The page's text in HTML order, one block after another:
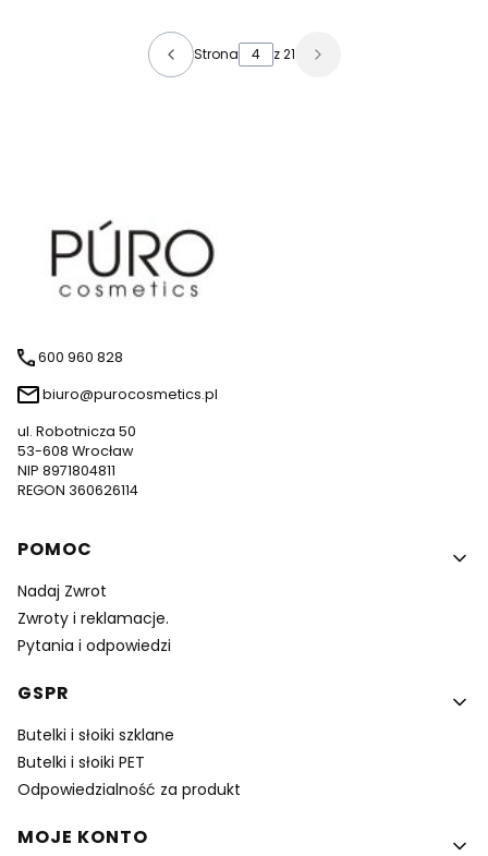
Strona z 21
600 960 828
biuro@purocosmetics.pl
ul. Robotnicza 50
53-608 Wrocław
NIP 8971804811
REGON 360626114
Linki w stopce
POMOC
Nadaj Zwrot
Zwroty i reklamacje.
Pytania i odpowiedzi
GSPR
Butelki i słoiki szklane
Butelki i słoiki PET
Odpowiedzialność za produkt
MOJE KONTO